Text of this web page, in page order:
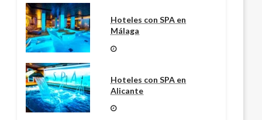
Hoteles con SPA en
Málaga
Hoteles con SPA en
Alicante